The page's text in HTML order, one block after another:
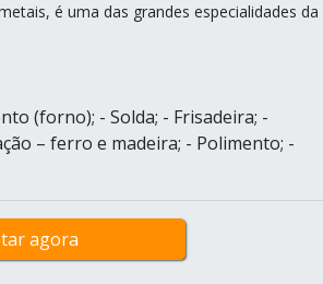
é uma das grandes especialidades da
(forno); - Solda; - Frisadeira; -
– ferro e madeira; - Polimento; -
agora